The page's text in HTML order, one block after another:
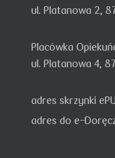
ul. Platanowa 2,
Placówka
ul. Platanowa 4,
adres skrzynki
adres do e-